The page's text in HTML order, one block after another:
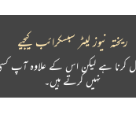
ریختہ نیوز لیٹر سبسکرائب کیجیے
کرنا ہے لیکن اس کے علاوہ آپ
نہیں کرتے ہیں۔